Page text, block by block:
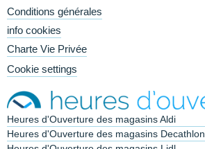
Conditions générales
info cookies
Charte Vie Privée
Cookie settings
Heures d'Ouverture des magasins Aldi
Heures d'Ouverture des magasins Decathlon